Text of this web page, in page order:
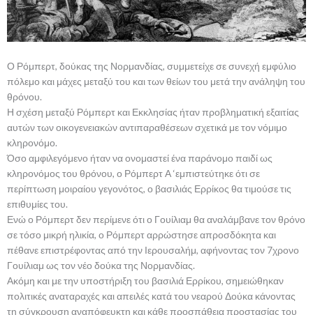
Ο Ρόμπερτ, δούκας της Νορμανδίας, συμμετείχε σε συνεχή εμφύλιο
πόλεμο και μάχες μεταξύ του και των θείων του μετά την ανάληψη του
θρόνου.
Η σχέση μεταξύ Ρόμπερτ και Εκκλησίας ήταν προβληματική εξαιτίας
αυτών των οικογενειακών αντιπαραθέσεων σχετικά με τον νόμιμο
κληρονόμο.
Όσο αμφιλεγόμενο ήταν να ονομαστεί ένα παράνομο παιδί ως
κληρονόμος του θρόνου, ο Ρόμπερτ Α ‘εμπιστεύτηκε ότι σε
περίπτωση μοιραίου γεγονότος, ο βασιλιάς Ερρίκος θα τιμούσε τις
επιθυμίες του.
Ενώ ο Ρόμπερτ δεν περίμενε ότι ο Γουίλιαμ θα αναλάμβανε τον θρόνο
σε τόσο μικρή ηλικία, ο Ρόμπερτ αρρώστησε απροσδόκητα και
πέθανε επιστρέφοντας από την Ιερουσαλήμ, αφήνοντας τον 7χρονο
Γουίλιαμ ως τον νέο δούκα της Νορμανδίας.
Ακόμη και με την υποστήριξη του βασιλιά Ερρίκου, σημειώθηκαν
πολιτικές αναταραχές και απειλές κατά του νεαρού Δούκα κάνοντας
τη σύγκρουση αναπόφευκτη και κάθε προσπάθεια προστασίας του